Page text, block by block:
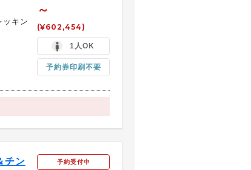
ッキン
～
(¥602,454)
1人OK
予約券印刷不要
チン
予約受付中